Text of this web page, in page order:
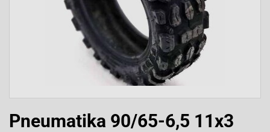
Pneumatika 90/65-6,5 11x3